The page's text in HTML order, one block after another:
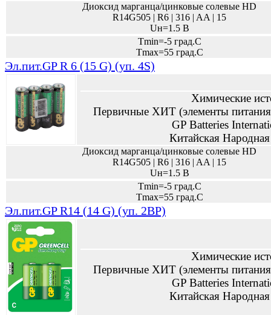
Диоксид марганца/цинковые солевые HD
R14G505 | R6 | 316 | AA | 15
Uн=1.5 В
Tmin=-5 град.С
Tmax=55 град.С
Эл.пит.GP R 6 (15 G) (уп. 4S)
Химические
Первичные ХИТ (элементы
GP Batteries
Китайская
Диоксид марганца/цинковые солевые HD
R14G505 | R6 | 316 | AA | 15
Uн=1.5 В
Tmin=-5 град.С
Tmax=55 град.С
Эл.пит.GP R14 (14 G) (уп. 2BP)
Химические
Первичные ХИТ (элементы
GP Batteries
Китайская